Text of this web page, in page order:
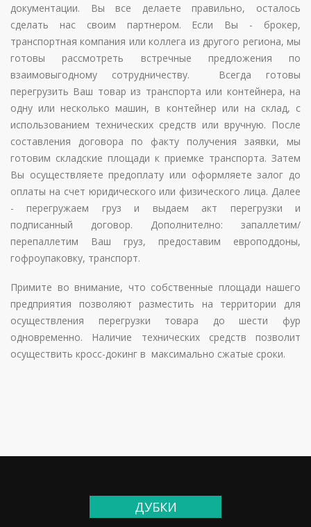
документации. Вы все делаете правильно, осталось
сделать нас своим партнером. Если Вы - брокер,
транспортная компания или коллега из другого региона, мы
готовы рассмотреть встречные предложения по
взаимовыгодному сотрудничеству. Всегда готовы
перегрузить Ваш товар из транспорта или контейнера, на
одну или несколько машин, в контейнер или на склад, с
использованием технических средств или вручную. После
составления договора по факту получения заявки, мы
готовим складские площади к приемке транспорта. Затем
Вы осуществляете предоплату или оформляете залог до
оплаты на счет юридического или физического лица. Далее
- перегружаем груз и выдаем акт перегрузки и
подписанный договор. Дополнително: запаллетим/
перепаллетим Ваш груз, предоставим европоддоны,
гофроупаковку, транспорт.
Примите во внимание, что собственные площади нашего
предприятия позволяют разместить на территории для
осуществления перегрузки товара до шести фур
одновременно. Наличие технических средств позволит
осуществить кросс-докинг в максимально сжатые сроки.
ДУБКИ